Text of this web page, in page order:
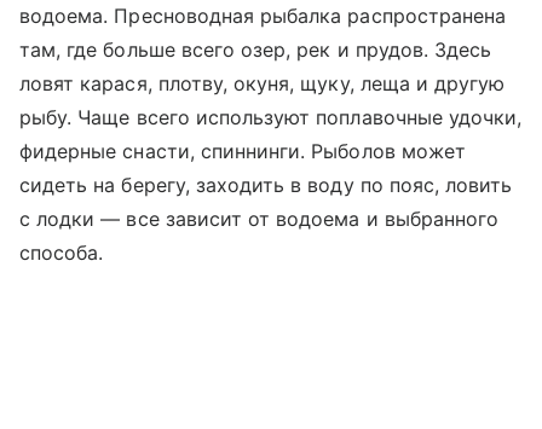
водоема. Пресноводная рыбалка распространена
там, где больше всего озер, рек и прудов. Здесь
ловят карася, плотву, окуня, щуку, леща и другую
рыбу. Чаще всего используют поплавочные удочки,
фидерные снасти, спиннинги. Рыболов может
сидеть на берегу, заходить в воду по пояс, ловить
с лодки — все зависит от водоема и выбранного
способа.